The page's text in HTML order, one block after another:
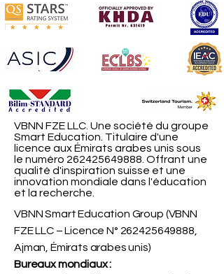
VBNN FZE LLC. Une société du groupe
Smart Education. Titulaire d'une
licence aux Émirats arabes unis sous
le numéro 262425649888. Offrant une
qualité d'inspiration suisse et une
innovation mondiale dans l'éducation
et la recherche.
VBNN Smart Education Group (VBNN
FZE LLC – Licence N° 262425649888,
Ajman, Émirats arabes unis)
Bureaux mondiaux :